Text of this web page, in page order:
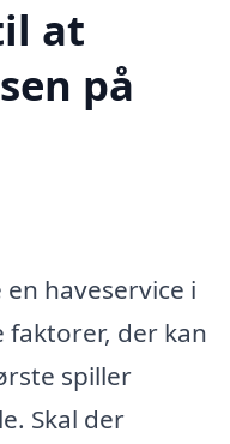
at
på
haveservice i
faktorer, der kan
spiller
Skal der